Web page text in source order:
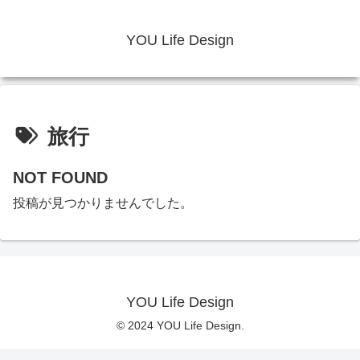
YOU Life Design
旅行
NOT FOUND
投稿が見つかりませんでした。
YOU Life Design
© 2024 YOU Life Design.